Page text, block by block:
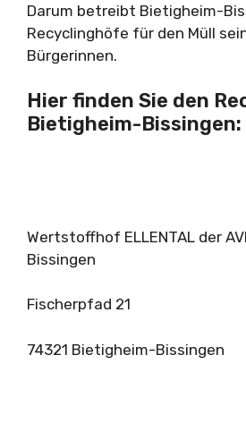
Darum betreibt Bietigheim-
Recyclinghöfe für den Müll
Bürgerinnen.
Hier finden Sie den
Bietigheim-Bissingen:
Wertstoffhof ELLENTAL der
Bissingen
Fischerpfad 21
74321 Bietigheim-Bissingen